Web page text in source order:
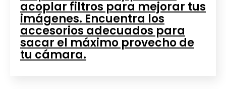
acoplar filtros para mejorar tus
imágenes. Encuentra los
accesorios adecuados para
sacar el máximo provecho de
tu cámara.